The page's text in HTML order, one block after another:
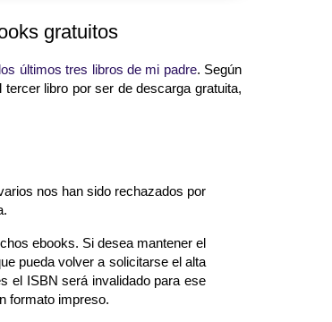
gratuitos
los últimos tres libros de mi padre. Según
libro por ser de descarga gratuita,
nos han sido rechazados por
ebooks. Si desea mantener el
pueda volver a solicitarse el alta
el ISBN será invalidado para ese
formato impreso.